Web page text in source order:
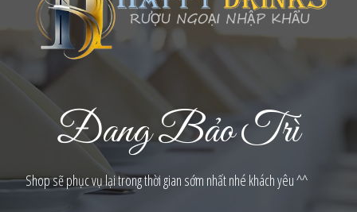
Đang Bảo Trì
Shop sẽ phục vụ lại trong thời gian sớm nhất nhé khách yêu ^^